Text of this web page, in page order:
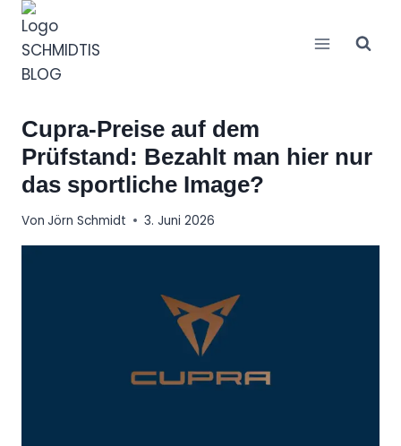
Zum
Inhalt
springen
Cupra-Preise auf dem
Prüfstand: Bezahlt man hier nur
das sportliche Image?
Von Jörn Schmidt 3. Juni 2026